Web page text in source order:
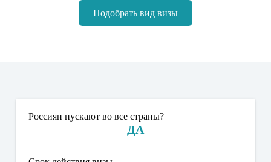
Подобрать вид визы
Россиян пускают во все страны?
ДА